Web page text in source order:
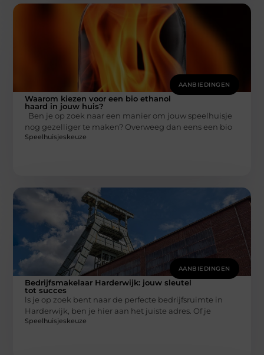
AANBIEDINGEN
Waarom kiezen voor een bio ethanol
haard in jouw huis?
Ben je op zoek naar een manier om jouw speelhuisje
nog gezelliger te maken? Overweeg dan eens een bio
Speelhuisjeskeuze
AANBIEDINGEN
Bedrijfsmakelaar Harderwijk: jouw sleutel
tot succes
ls je op zoek bent naar de perfecte bedrijfsruimte in
Harderwijk, ben je hier aan het juiste adres. Of je
Speelhuisjeskeuze